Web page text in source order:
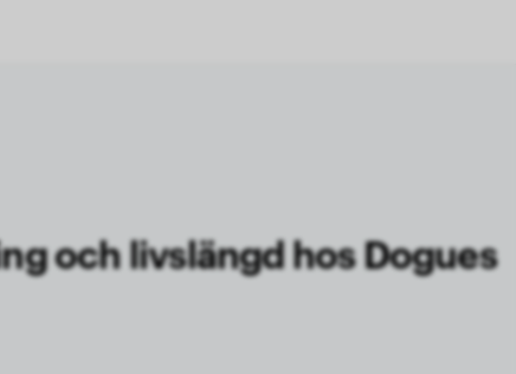
och livslängd hos Dogues